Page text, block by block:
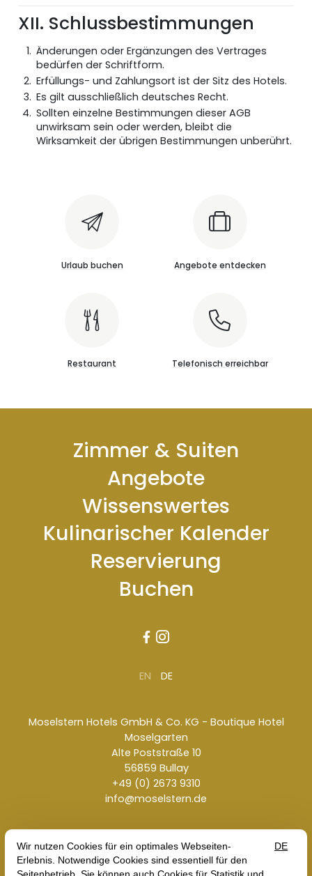
XII. Schlussbestimmungen
Änderungen oder Ergänzungen des Vertrages
bedürfen der Schriftform.
Erfüllungs- und Zahlungsort ist der Sitz des Hotels.
Es gilt ausschließlich deutsches Recht.
Sollten einzelne Bestimmungen dieser AGB
unwirksam sein oder werden, bleibt die
Wirksamkeit der übrigen Bestimmungen unberührt.
Urlaub buchen Angebote entdecken
Restaurant Telefonisch erreichbar
Zimmer & Suiten
Angebote
Wissenswertes
Kulinarischer Kalender
Reservierung
Buchen
 
EN DE
Moselstern Hotels GmbH & Co. KG - Boutique Hotel
Moselgarten
Alte Poststraße 10
56859 Bullay
+49 (0) 2673 9310
info@moselstern.de
ImprintTerms & ConditionsData Protection